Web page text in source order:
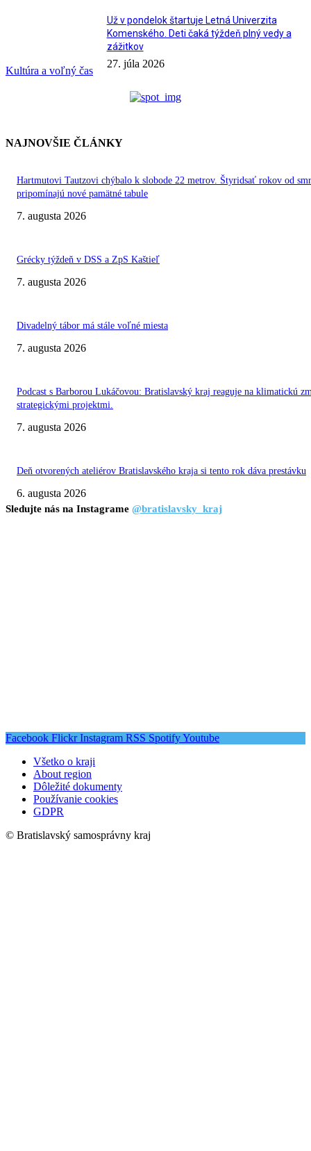
Kultúra a voľný čas
Už v pondelok štartuje Letná Univerzita
Komenského. Deti čaká týždeň plný vedy a
zážitkov
27. júla 2026
NAJNOVŠIE ČLÁNKY
Hartmutovi Tautzovi chýbalo k slobode 22 metrov. Štyridsať rokov od
pripomínajú nové pamätné tabule
7. augusta 2026
Grécky týždeň v DSS a ZpS Kaštieľ
7. augusta 2026
Divadelný tábor má stále voľné miesta
7. augusta 2026
Podcast s Barborou Lukáčovou: Bratislavský kraj reaguje na klimatickú
strategickými projektmi.
7. augusta 2026
Deň otvorených ateliérov Bratislavského kraja si tento rok dáva prestávku
6. augusta 2026
Sledujte nás na Instagrame @bratislavsky_kraj
Facebook Flickr Instagram RSS SpotifyYoutube
Všetko o kraji
About region
Dôležité dokumenty
Používanie cookies
GDPR
© Bratislavský samosprávny kraj